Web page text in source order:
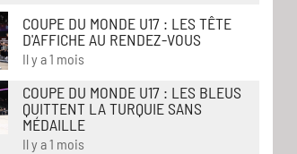
COUPE DU MONDE U17 : LES TÊTE
D'AFFICHE AU RENDEZ-VOUS
Il y a 1 mois
COUPE DU MONDE U17 : LES BLEUS
QUITTENT LA TURQUIE SANS
MÉDAILLE
Il y a 1 mois